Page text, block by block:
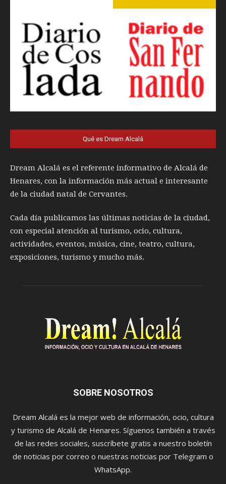
Qué es Dream Alcalá
Dream Alcalá es el referente informativo de Alcalá de
Henares, con la información más actual e interesante
de la ciudad natal de Cervantes.
Cada día publicamos las últimas noticias de la ciudad,
con especial atención al turismo, ocio, cultura,
actividades, eventos, música, cine, teatro, cultura,
exposiciones, turismo y mucho más.
SOBRE NOSOTROS
Dream Alcalá es la mejor web de información, ocio, cultura
y turismo de Alcalá de Henares. Síguenos también a través
de las redes sociales, suscríbete gratis a nuestro boletín
de noticias por correo o nuestras noticias por Telegram o
WhatsApp.